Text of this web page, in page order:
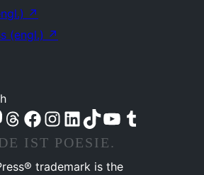
↗
(engl.) ↗
besuchen
Konto besuchen
Unser Threads-Konto besuchen
Unsere Facebook-Seite besuchen
Unser Instagram-Konto besuchen
Unser LinkedIn-Konto besuchen
Unser TikTok-Konto besuchen
Unseren YouTube-Kanal besuchen
Unser Tumblr-Konto besuchen
IST POESIE.
trademark is the